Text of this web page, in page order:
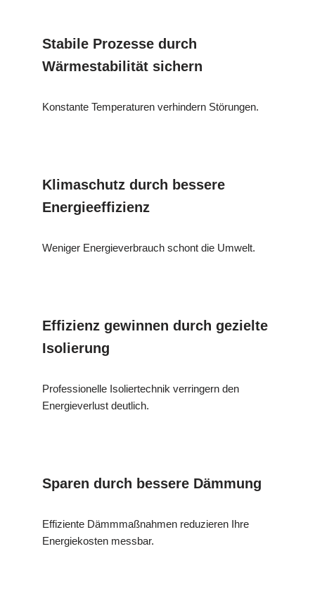
Stabile Prozesse durch
Wärmestabilität sichern
Konstante Temperaturen verhindern Störungen.
Klimaschutz durch bessere
Energieeffizienz
Weniger Energieverbrauch schont die Umwelt.
Effizienz gewinnen durch gezielte
Isolierung
Professionelle Isoliertechnik verringern den
Energieverlust deutlich.
Sparen durch bessere Dämmung
Effiziente Dämmmaßnahmen reduzieren Ihre
Energiekosten messbar.